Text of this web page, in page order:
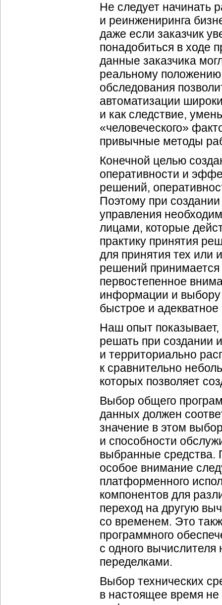
Не следует начинать
и реинжениринга
даже если заказчик
понадобиться в ходе
данные заказчика
реальному положению
обследования
автоматизации
и как следствие,
«человеческого»
привычные методы
Конечной целью
оперативности и
решений,
Поэтому при
управления
лицами, которые
практику принятия
для принятия тех
решений
первостепенное
информации и выбору
быстрое и адекватное
Наш опыт показывает,
решать при создании
и территориально
к сравнительно
которых позволяет
Выбор общего
данных должен
значение в этом
и способности
выбранные средства.
особое внимание
платформенного
компонентов для
переход на другую
со временем. Это
программного
с одного
переделками.
Выбор технических
в настоящее время не